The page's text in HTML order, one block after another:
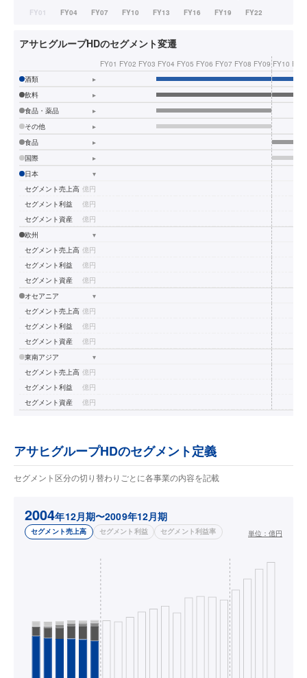
アサヒグループHDのセグメント変遷
FY01 FY02 FY03 FY04 FY05 FY06 FY07 FY08 FY09 FY10
酒類
▸
飲料
▸
食品・薬品
▸
その他
▸
食品
▸
国際
▸
日本
▾
セグメント売上高 億円
セグメント利益
億円
セグメント資産
億円
欧州
▾
セグメント売上高 億円
セグメント利益
億円
セグメント資産
億円
オセアニア
▾
セグメント売上高 億円
セグメント利益
億円
セグメント資産
億円
東南アジア
▾
セグメント売上高 億円
セグメント利益
億円
セグメント資産
億円
アサヒグループHDのセグメント定義
セグメント区分の切り替わりごとに各事業の内容を記載
2004年12月期〜2009年12月期
セグメント売上高 セグメント利益 セグメント利益率 単位： 億円